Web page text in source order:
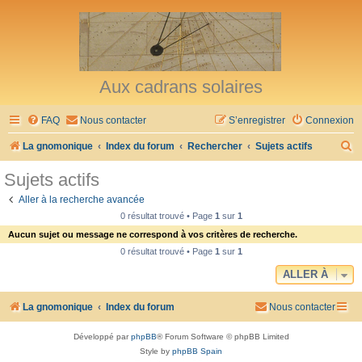
Aux cadrans solaires
FAQ Nous contacter Connexion
S’enregistrer
La gnomonique Index du forum Rechercher Sujets actifs
h
Sujets actifs
Aller à la recherche avancée
0 résultat trouvé • Page 1sur 1
Aucun sujet ou message ne correspond à vos critères de recherche.
0 résultat trouvé • Page 1sur 1
ALLER À
La gnomonique Index du forum Nous contacter
Développé parphpBB® Forum Software © phpBB Limited
Style by phpBB Spain